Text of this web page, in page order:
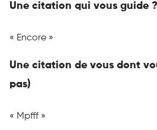
Une citation qui vous guide ?
« Encore »
Une citation de vous dont
pas)
« Mpfff »